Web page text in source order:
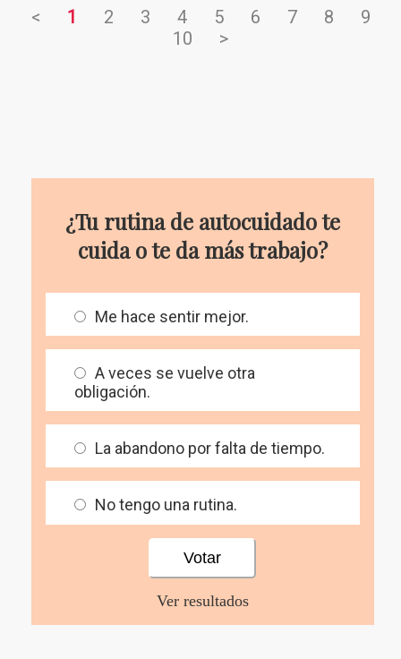
< 1 2 3 4 5 6 7 8
9
10
>
¿Tu rutina de autocuidado te
cuida o te da más trabajo?
Me hace sentir mejor.
A veces se vuelve otra
obligación.
La abandono por falta de tiempo.
No tengo una rutina.
Ver resultados